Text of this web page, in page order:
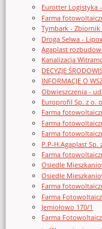
Eurotter Logistyka
Farma
Tymbark - Zbiornik
Droga Selwa -
Agaplast
Kanalizacja
DECYZJE
INFORMACJE O
Obwieszczenia -
Europrofil Sp. z o.
Farma
Farma
Farma
P.P-H.Agaplast
Farma
Osiedle
Osiedle
Farma
Farma
Jemiołowo 170/1
Farma